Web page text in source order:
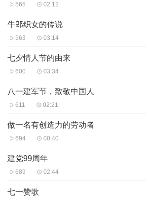
565 02:12
牛郎织女的传说
563 03:14
七夕情人节的由来
600 03:34
八一建军节，致敬中国人
611 02:21
做一名有创造力的劳动者
694 00:40
建党99周年
689 02:44
七一赞歌